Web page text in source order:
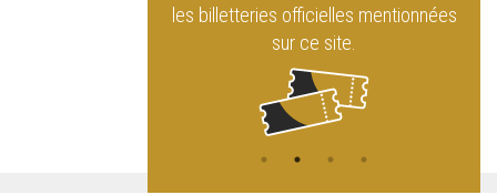
sur les réseaux sociaux !